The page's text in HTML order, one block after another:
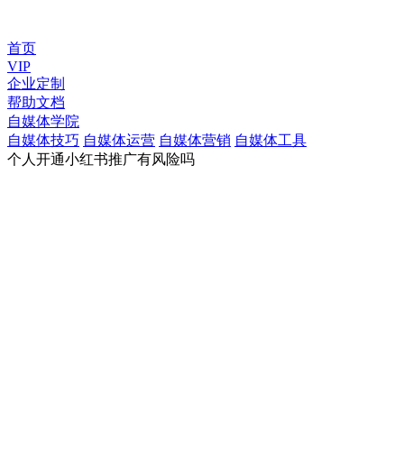
首页
VIP
企业定制
帮助文档
自媒体学院
自媒体技巧 自媒体运营 自媒体营销 自媒体工具
个人开通小红书推广有风险吗